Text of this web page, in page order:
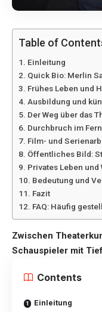
Table of
Einleitung
Quick Bio: Merlin
Frühes Leben und
Ausbildung und
Der Weg über das
Durchbruch im
Film- und
Öffentliches Bild:
Privates Leben und
Bedeutung und
Fazit
FAQ: Häufig
Zwischen
Schauspieler mit
Contents
Einleitung